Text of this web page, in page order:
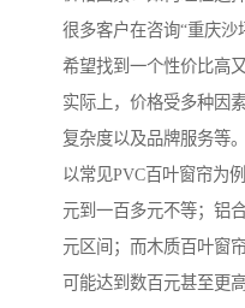
很多客户在咨询“重庆
希望找到一个性价比高
实际上，价格受多种因
复杂度以及品牌服务等。
以常见PVC百叶窗帘为
元到一百多元不等；铝
元区间；而木质百叶窗
可能达到数百元甚至更高